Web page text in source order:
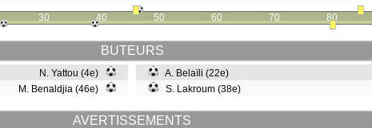
30 40 50 60 70 80
BUTEURS
N. Yattou (4e)
M. Benaldjia (46e)
A. Belaïli (22e)
S. Lakroum (38e)
AVERTISSEMENTS